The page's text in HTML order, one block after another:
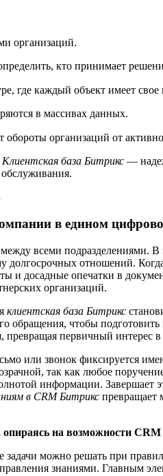
организаций.
кто принимает
где каждый объект имеет свое
в массивах данных.
обороты организаций от
Клиентская база Битрикс —
в едином
всеми подразделениями. В
долгосрочных отношений.
и досадные опечатки в
организаций.
клиентская база Битрикс
обращения, чтобы
превращая первичный интерес
или звонок фиксируется
так как любое
информации. Завершает
в CRM Битрикс превращает
опираясь на возможности
задачи можно решать при
знаниями. Главным